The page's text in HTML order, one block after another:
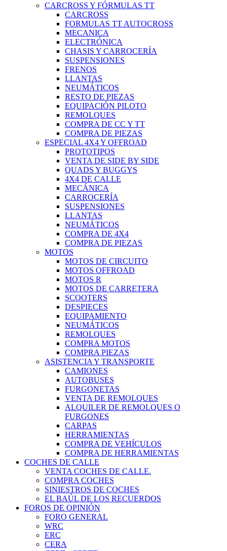
CARCROSS Y FÓRMULAS TT
CARCROSS
FORMULAS TT AUTOCROSS
MECANICA
ELECTRÓNICA
CHASIS Y CARROCERÍA
SUSPENSIONES
FRENOS
LLANTAS
NEUMÁTICOS
RESTO DE PIEZAS
EQUIPACIÓN PILOTO
REMOLQUES
COMPRA DE CC Y TT
COMPRA DE PIEZAS
ESPECIAL 4X4 Y OFFROAD
PROTOTIPOS
VENTA DE SIDE BY SIDE
QUADS Y BUGGYS
4X4 DE CALLE
MECÁNICA
CARROCERÍA
SUSPENSIONES
LLANTAS
NEUMÁTICOS
COMPRA DE 4X4
COMPRA DE PIEZAS
MOTOS
MOTOS DE CIRCUITO
MOTOS OFFROAD
MOTOS R
MOTOS DE CARRETERA
SCOOTERS
DESPIECES
EQUIPAMIENTO
NEUMÁTICOS
REMOLQUES
COMPRA MOTOS
COMPRA PIEZAS
ASISTENCIA Y TRANSPORTE
CAMIONES
AUTOBUSES
FURGONETAS
VENTA DE REMOLQUES
ALQUILER DE REMOLQUES O
FURGONES
CARPAS
HERRAMIENTAS
COMPRA DE VEHÍCULOS
COMPRA DE HERRAMIENTAS
COCHES DE CALLE
VENTA COCHES DE CALLE.
COMPRA COCHES
SINIESTROS DE COCHES
EL BAÚL DE LOS RECUERDOS
FOROS DE OPINIÓN
FORO GENERAL
WRC
ERC
CERA